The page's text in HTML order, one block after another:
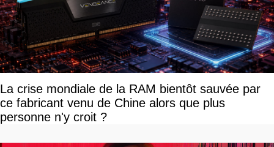
La crise mondiale de la RAM bientôt sauvée par
ce fabricant venu de Chine alors que plus
personne n'y croit ?